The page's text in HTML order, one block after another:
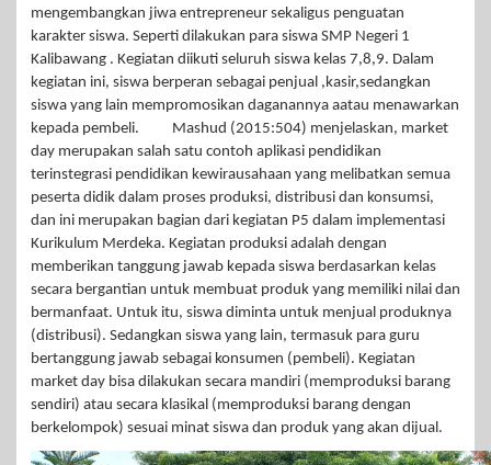
mengembangkan jiwa entrepreneur sekaligus penguatan
karakter siswa. Seperti dilakukan para siswa SMP Negeri 1
Kalibawang . Kegiatan diikuti seluruh siswa kelas 7,8,9. Dalam
kegiatan ini, siswa berperan sebagai penjual ,kasir,sedangkan
siswa yang lain mempromosikan daganannya aatau menawarkan
kepada pembeli. Mashud (2015:504) menjelaskan, market
day merupakan salah satu contoh aplikasi pendidikan
terinstegrasi pendidikan kewirausahaan yang melibatkan semua
peserta didik dalam proses produksi, distribusi dan konsumsi,
dan ini merupakan bagian dari kegiatan P5 dalam implementasi
Kurikulum Merdeka. Kegiatan produksi adalah dengan
memberikan tanggung jawab kepada siswa berdasarkan kelas
secara bergantian untuk membuat produk yang memiliki nilai dan
bermanfaat. Untuk itu, siswa diminta untuk menjual produknya
(distribusi). Sedangkan siswa yang lain, termasuk para guru
bertanggung jawab sebagai konsumen (pembeli). Kegiatan
market day bisa dilakukan secara mandiri (memproduksi barang
sendiri) atau secara klasikal (memproduksi barang dengan
berkelompok) sesuai minat siswa dan produk yang akan dijual.